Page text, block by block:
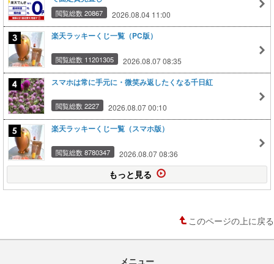
閲覧総数 20867 2026.08.04 11:00
楽天ラッキーくじ一覧（PC版）
閲覧総数 11201305 2026.08.07 08:35
スマホは常に手元に・微笑み返したくなる千日紅
閲覧総数 2227 2026.08.07 00:10
楽天ラッキーくじ一覧（スマホ版）
閲覧総数 8780347 2026.08.07 08:36
もっと見る
このページの上に戻る
メニュー